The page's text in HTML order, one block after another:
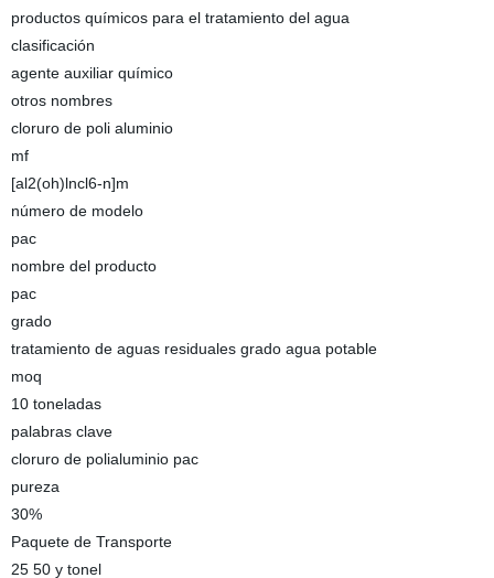
productos químicos para el tratamiento del agua
clasificación
agente auxiliar químico
otros nombres
cloruro de poli aluminio
mf
[al2(oh)lncl6-n]m
número de modelo
pac
nombre del producto
pac
grado
tratamiento de aguas residuales grado agua potable
moq
10 toneladas
palabras clave
cloruro de polialuminio pac
pureza
30%
Paquete de Transporte
25 50 y tonel